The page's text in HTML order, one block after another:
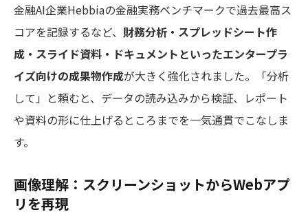
金融AI企業Hebbiaの金融実務ベンチマークで過去最高ス
コアを記録するなど、 財務分析・スプレッドシート作
成・スライド資料・ドキュメントといったエンタープラ
イズ向けの成果物作成が大きく強化されました。「分析
して」と頼むと、データの読み込みから検証、レポート
や資料の形に仕上げるところまでを一気通貫でこなしま
す。
画像理解：スクリーンショットからWebアプ
リを再現